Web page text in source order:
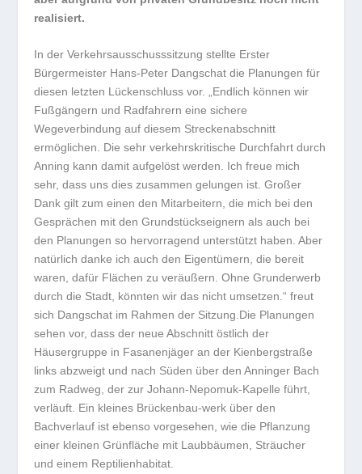
realisiert.
In der Verkehrsausschusssitzung stellte Erster
Bürgermeister Hans-Peter Dangschat die Planungen für
diesen letzten Lückenschluss vor. „Endlich können wir
Fußgängern und Radfahrern eine sichere
Wegeverbindung auf diesem Streckenabschnitt
ermöglichen. Die sehr verkehrskritische Durchfahrt durch
Anning kann damit aufgelöst werden. Ich freue mich
sehr, dass uns dies zusammen gelungen ist. Großer
Dank gilt zum einen den Mitarbeitern, die mich bei den
Gesprächen mit den Grundstückseignern als auch bei
den Planungen so hervorragend unterstützt haben. Aber
natürlich danke ich auch den Eigentümern, die bereit
waren, dafür Flächen zu veräußern. Ohne Grunderwerb
durch die Stadt, könnten wir das nicht umsetzen.“ freut
sich Dangschat im Rahmen der Sitzung.Die Planungen
sehen vor, dass der neue Abschnitt östlich der
Häusergruppe in Fasanenjäger an der Kienbergstraße
links abzweigt und nach Süden über den Anninger Bach
zum Radweg, der zur Johann-Nepomuk-Kapelle führt,
verläuft. Ein kleines Brückenbau-werk über den
Bachverlauf ist ebenso vorgesehen, wie die Pflanzung
einer kleinen Grünfläche mit Laubbäumen, Sträucher
und einem Reptilienhabitat.